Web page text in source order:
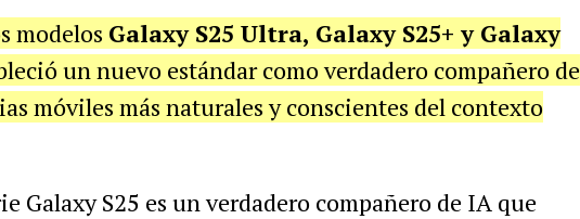
modelos Galaxy S25 Ultra, Galaxy S25+ y Galaxy
un nuevo estándar como verdadero compañero de
móviles más naturales y conscientes del contexto
Galaxy S25 es un verdadero compañero de IA que